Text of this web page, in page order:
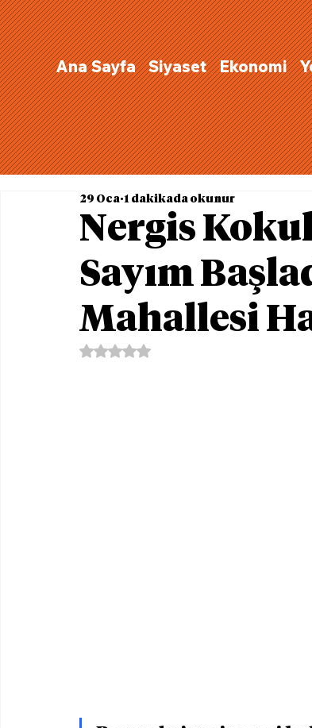
Ana Sayfa Siyaset Ekonomi
Nergis
Sayım
Mahallesi
29 Oca 1 dakikada okunur
5 üzerinden NaN yıldız